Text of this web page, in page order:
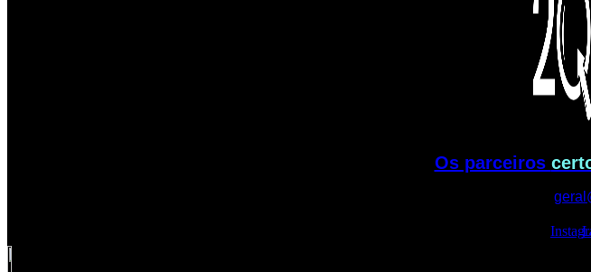
Os parceiros